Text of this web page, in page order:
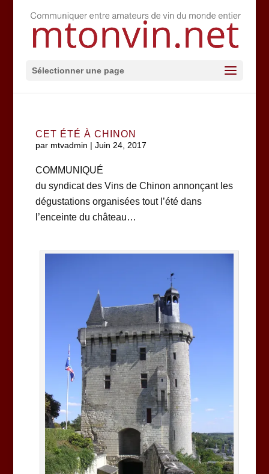
Sélectionner une page
CET ÉTÉ À CHINON
par mtvadmin | Juin 24, 2017
COMMUNIQUÉ
du syndicat des Vins de Chinon annonçant les
dégustations organisées tout l’été dans
l’enceinte du château…